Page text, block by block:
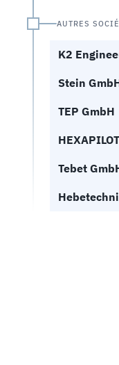
AUTRES
K2
Stein
TEP GmbH
Tebet